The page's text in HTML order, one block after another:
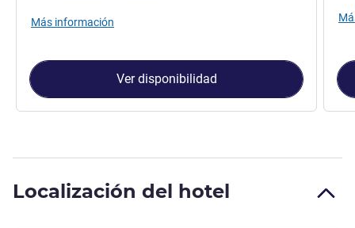
Más información
Ver disponibilidad
Localización del hotel